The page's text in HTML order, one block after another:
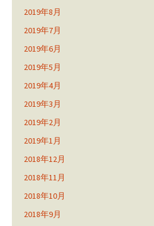
2019年8月
2019年7月
2019年6月
2019年5月
2019年4月
2019年3月
2019年2月
2019年1月
2018年12月
2018年11月
2018年10月
2018年9月